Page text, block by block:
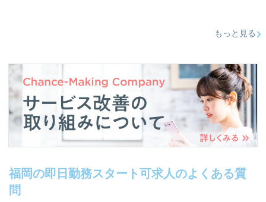
もっと見る
福岡の即日勤務スタート可求人のよくある質
問